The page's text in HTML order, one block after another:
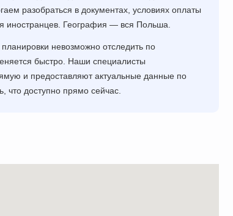
разобраться в документах, условиях оплаты
иностранцев. География — вся Польша.
невозможно отследить по
быстро. Наши специалисты
и предоставляют актуальные данные по
что доступно прямо сейчас.